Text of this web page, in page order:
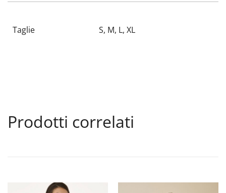
Taglie S, M, L, XL
Prodotti correlati